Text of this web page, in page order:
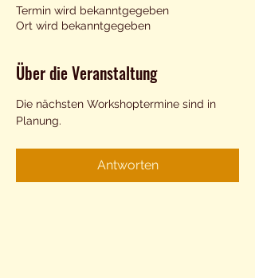
Termin wird bekanntgegeben
Ort wird bekanntgegeben
Über die Veranstaltung
Die nächsten Workshoptermine sind in
Planung.
Antworten